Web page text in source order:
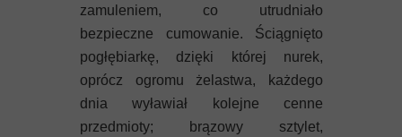
zamuleniem, co utrudniało
bezpieczne cumowanie. Ściągnięto
pogłębiarkę, dzięki której nurek,
oprócz ogromu żelastwa, każdego
dnia wyławiał kolejne cenne
przedmioty; brązowy sztylet,